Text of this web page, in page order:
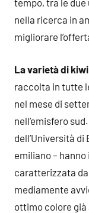
tempo, tra le
nella ricerca in
migliorare
La varietà di
raccolta in tutte
nel mese di
nell’emisfero
dell’Università di
emiliano –
caratterizzata
mediamente
ottimo colore già